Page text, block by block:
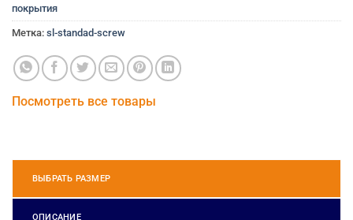
покрытия
Метка: sl-standad-screw
Посмотреть все товары
ВЫБРАТЬ РАЗМЕР
ОПИСАНИЕ